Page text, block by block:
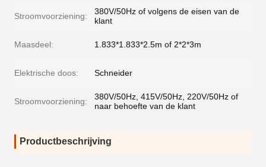
Stroomvoorziening:
380V/50Hz of volgens de eisen van de
klant
Maasdeel: 1.833*1.833*2.5m of 2*2*3m
Elektrische doos: Schneider
Stroomvoorziening:
380V/50Hz, 415V/50Hz, 220V/50Hz of
naar behoefte van de klant
Productbeschrijving